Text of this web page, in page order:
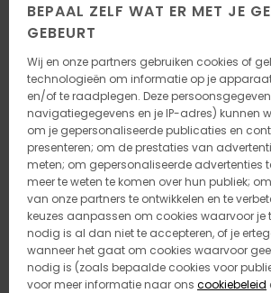
BEPAAL ZELF WAT ER MET JE
GEBEURT
Wij en onze partners gebruiken cookies of
technologieën om informatie op je
en/of te raadplegen. Deze
navigatiegegevens en je IP-adres) kunnen
om je gepersonaliseerde publicaties en
presenteren; om de prestaties van
meten; om gepersonaliseerde advertenties
meer te weten te komen over hun publiek;
van onze partners te ontwikkelen en te
keuzes aanpassen om cookies waarvoor je
nodig is al dan niet te accepteren, of je
wanneer het gaat om cookies waarvoor
nodig is (zoals bepaalde cookies voor
voor meer informatie naar ons cookiebeleid